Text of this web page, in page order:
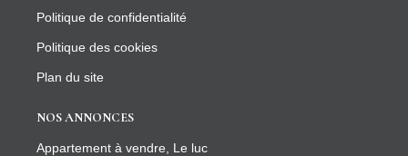
Politique de confidentialité
Politique des cookies
Plan du site
NOS ANNONCES
Appartement à vendre, Le luc